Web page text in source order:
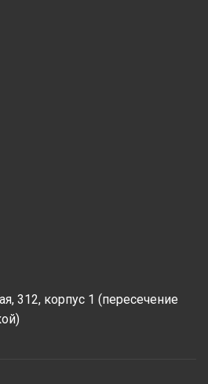
312, корпус 1 (пересечение